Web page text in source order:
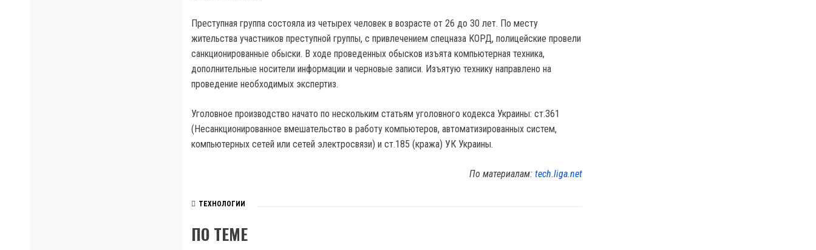
Преступная группа состояла из четырех человек в возрасте от 26 до 30 лет. По месту
жительства участников преступной группы, с привлечением спецназа КОРД, полицейские провели
санкционированные обыски. В ходе проведенных обысков изъята компьютерная техника,
дополнительные носители информации и черновые записи. Изъятую технику направлено на
проведение необходимых экспертиз.
Уголовное производство начато по нескольким статьям уголовного кодекса Украины: ст.361
(Несанкционированное вмешательство в работу компьютеров, автоматизированных систем,
компьютерных сетей или сетей электросвязи) и ст.185 (кража) УК Украины.
По материалам:tech.liga.net
ТЕХНОЛОГИИ
ПО ТЕМЕ